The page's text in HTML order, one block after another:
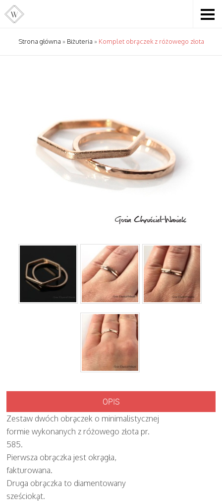
Strona główna » Biżuteria » Komplet obrączek z różowego złota
OPIS
Zestaw dwóch obrączek o minimalistycznej
formie wykonanych z różowego złota pr.
585.
Pierwsza obrączka jest okrągła,
fakturowana.
Druga obrączka to diamentowany
sześciokąt.